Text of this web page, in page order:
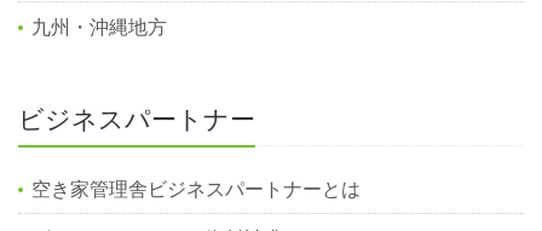
九州・沖縄地方
ビジネスパートナー
空き家管理舎ビジネスパートナーとは